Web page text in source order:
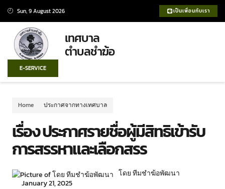
Sun, 9 August 2026 เป็นเพื่อนกับเรา
เทศบาล
ตำบลชำฆ้อ
E-SERVICE
Home ประกาศจากทางเทศบาล
เรื่อง ประกาศรายชื่อผู้มีสิทธิเข้ารับ
การสรรหาและเลือกสรร
โดย ทีมชำฆ้อพัฒนา
January 21, 2025